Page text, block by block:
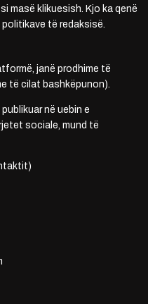
masë klikuesish. Kjo ka qenë
politikave të redaksisë.
janë prodhime të
të cilat bashkëpunon).
në uebin e
sociale, mund të